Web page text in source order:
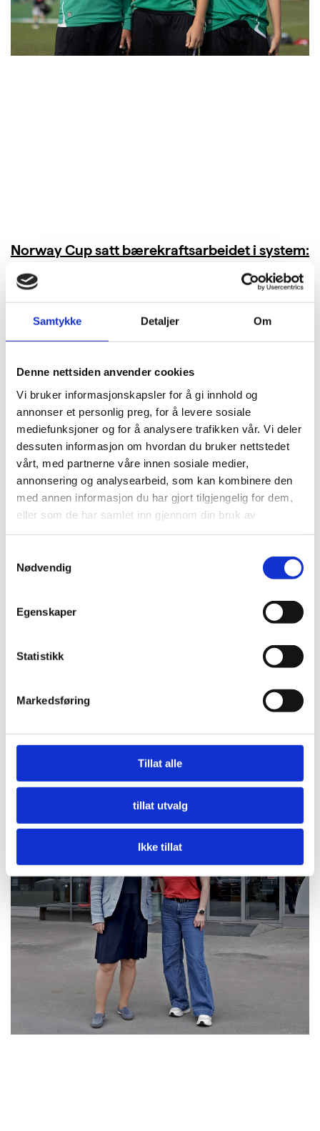
Samtykke Detaljer Om
Denne nettsiden anvender cookies
Vi bruker informasjonskapsler for å gi innhold og
annonser et personlig preg, for å levere sosiale
mediefunksjoner og for å analysere trafikken vår. Vi deler
dessuten informasjon om hvordan du bruker nettstedet
vårt, med partnerne våre innen sosiale medier,
annonsering og analysearbeid, som kan kombinere den
med annen informasjon du har gjort tilgjengelig for dem,
eller som de har samlet inn gjennom din bruk av
Nødvendig
Egenskaper
Statistikk
Markedsføring
Tillat alle
tillat utvalg
Ikke tillat
Norway Cup satt bærekraftsarbeidet i system:
LES MER
Nå må offentlige innkjøpere etterspørre miljø
LES MER